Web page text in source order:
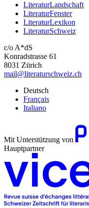
LiteraturLandschaft
LiteraturFenster
LiteraturLexikon
LiteraturSchweiz
c/o A*dS
Konradstrasse 61
8031 Zürich
mail@literaturschweiz.ch
Deutsch
Français
Italiano
Mit Unterstützung von
Hauptpartner